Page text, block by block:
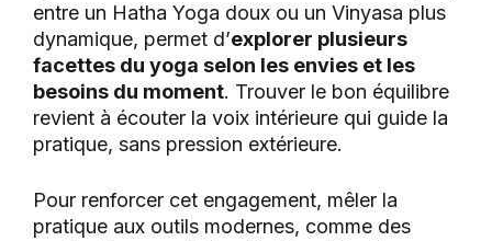
entre un Hatha Yoga doux ou un Vinyasa plus
dynamique, permet d’explorer plusieurs
facettes du yoga selon les envies et les
besoins du moment. Trouver le bon équilibre
revient à écouter la voix intérieure qui guide la
pratique, sans pression extérieure.
Pour renforcer cet engagement, mêler la
pratique aux outils modernes, comme des